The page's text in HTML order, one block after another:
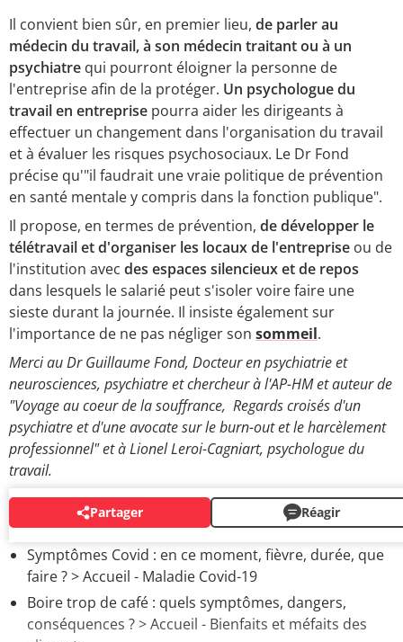
Il convient bien sûr, en premier lieu, de parler au
médecin du travail, à son médecin traitant ou à un
psychiatre qui pourront éloigner la personne de
l'entreprise afin de la protéger. Un psychologue du
travail en entreprise pourra aider les dirigeants à
effectuer un changement dans l'organisation du travail
et à évaluer les risques psychosociaux. Le Dr Fond
précise qu'"il faudrait une vraie politique de prévention
en santé mentale y compris dans la fonction publique".
Il propose, en termes de prévention, de développer le
télétravail et d'organiser les locaux de l'entreprise ou de
l'institution avec des espaces silencieux et de repos
dans lesquels le salarié peut s'isoler voire faire une
sieste durant la journée. Il insiste également sur
l'importance de ne pas négliger son sommeil.
Merci au Dr Guillaume Fond, Docteur en psychiatrie et
neurosciences, psychiatre et chercheur à l'AP-HM et auteur de
"Voyage au coeur de la souffrance, Regards croisés d'un
psychiatre et d'une avocate sur le burn-out et le harcèlement
professionnel" et à Lionel Leroi-Cagniart, psychologue du
travail.
Partager Réagir
AUTOUR DU MÊME SUJET
Symptômes Covid : en ce moment, fièvre, durée, que
faire ?> Accueil - Maladie Covid-19
Boire trop de café : quels symptômes, dangers,
conséquences ?> Accueil - Bienfaits et méfaits des